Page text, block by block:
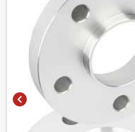
chevron_left